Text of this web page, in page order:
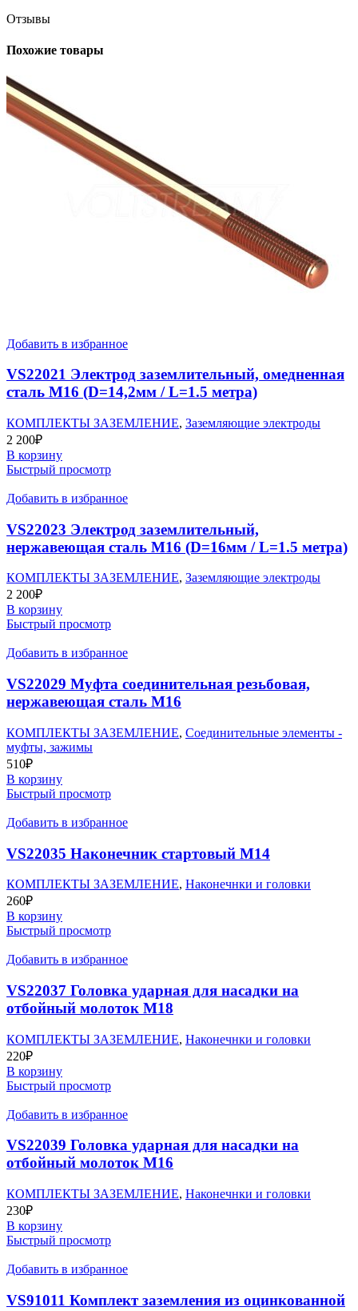
Отзывы
Похожие товары
Добавить в избранное
VS22021 Электрод заземлительный, омедненная
сталь М16 (D=14,2мм / L=1.5 метра)
КОМПЛЕКТЫ ЗАЗЕМЛЕНИЕ, Заземляющие электроды
2 200₽
В корзину
Быстрый просмотр
Добавить в избранное
VS22023 Электрод заземлительный,
нержавеющая сталь М16 (D=16мм / L=1.5 метра)
КОМПЛЕКТЫ ЗАЗЕМЛЕНИЕ, Заземляющие электроды
2 200₽
В корзину
Быстрый просмотр
Добавить в избранное
VS22029 Муфта соединительная резьбовая,
нержавеющая сталь М16
КОМПЛЕКТЫ ЗАЗЕМЛЕНИЕ, Соединительные элементы -
муфты, зажимы
510₽
В корзину
Быстрый просмотр
Добавить в избранное
VS22035 Наконечник стартовый М14
КОМПЛЕКТЫ ЗАЗЕМЛЕНИЕ, Наконечнки и головки
260₽
В корзину
Быстрый просмотр
Добавить в избранное
VS22037 Головка ударная для насадки на
отбойный молоток М18
КОМПЛЕКТЫ ЗАЗЕМЛЕНИЕ, Наконечнки и головки
220₽
В корзину
Быстрый просмотр
Добавить в избранное
VS22039 Головка ударная для насадки на
отбойный молоток М16
КОМПЛЕКТЫ ЗАЗЕМЛЕНИЕ, Наконечнки и головки
230₽
В корзину
Быстрый просмотр
Добавить в избранное
VS91011 Комплект заземления из оцинкованной